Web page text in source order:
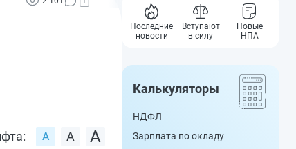
Последние
новости
Вступают
в силу
Новые
НПА
Калькуляторы
НДФЛ
Зарплата по окладу